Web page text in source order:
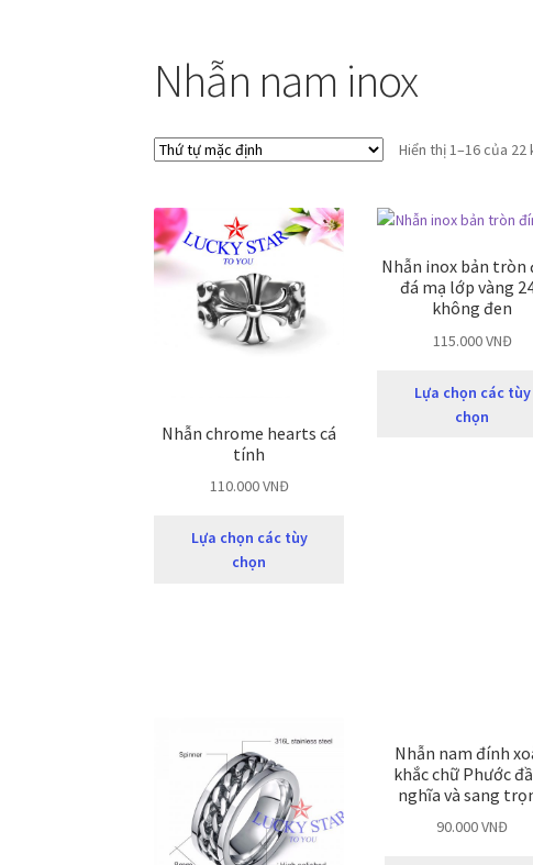
Nhẫn nam inox
Hiển thị 1–16 của 22
Nhẫn chrome hearts cá
tính
110.000VNĐ
Lựa chọn các tùy
chọn
Nhẫn inox bản tròn
đá mạ lớp vàng
không đen
115.000VNĐ
Lựa chọn các tùy
chọn
Nhẫn nam đính
khắc chữ Phước
nghĩa và sang
90.000VNĐ